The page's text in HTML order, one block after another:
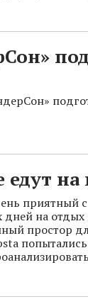
едут
приятный
на
простор